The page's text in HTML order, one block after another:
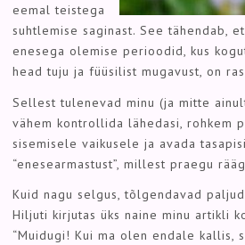
eemal teistega
suhtlemise saginast. See tähendab,
enesega olemise perioodid, kus
head tuju ja füüsilist mugavust, on
Sellest tulenevad minu (ja mitte
vähem kontrollida lähedasi, rohkem
sisemisele vaikusele ja avada
“enesearmastust”, millest praegu
Kuid nagu selgus, tõlgendavad
Hiljuti kirjutas üks naine minu artikli
“Muidugi! Kui ma olen endale kallis,